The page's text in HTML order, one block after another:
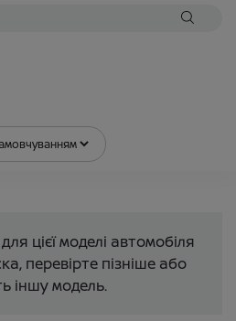
цієї моделі автомобіля
перевірте пізніше або
іншу модель.